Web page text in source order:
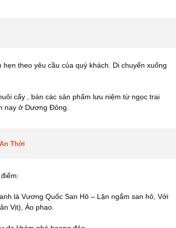
theo yêu cầu của quý khách. Di chuyển xuống
cấy , bán các sản phẩm lưu niệm từ ngọc trai
nay ở Dương Đông.
Thới
là Vương Quốc San Hô – Lặn ngắm san hô, Với
Vịt), Áo phao.